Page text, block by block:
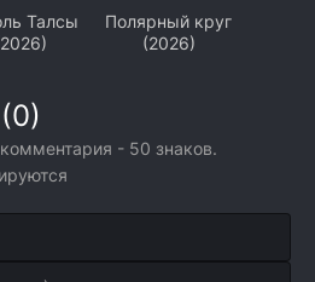
Талсы
Полярный круг
(2026)
- 50 знаков.